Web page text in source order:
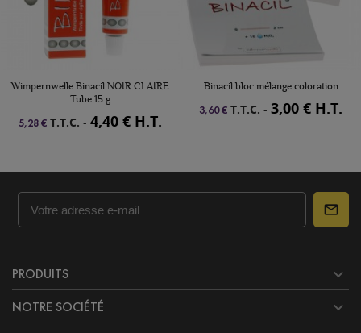
Wimpernwelle Binacil NOIR CLAIRE
Tube 15 g
5,28 € T.T.C. - 4,40 € H.T.
Binacil bloc mélange coloration
3,60 € T.T.C. - 3,00 € H.T.
PRODUITS 
NOTRE SOCIÉTÉ
